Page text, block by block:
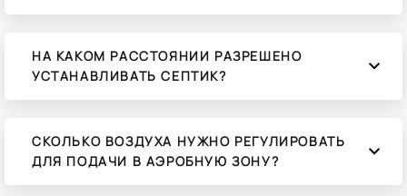
НА КАКОМ РАССТОЯНИИ РАЗРЕШЕНО
УСТАНАВЛИВАТЬ СЕПТИК?
СКОЛЬКО ВОЗДУХА НУЖНО РЕГУЛИРОВАТЬ
ДЛЯ ПОДАЧИ В АЭРОБНУЮ ЗОНУ?